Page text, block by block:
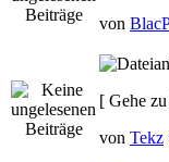
von
[ Gehe
von Tekz